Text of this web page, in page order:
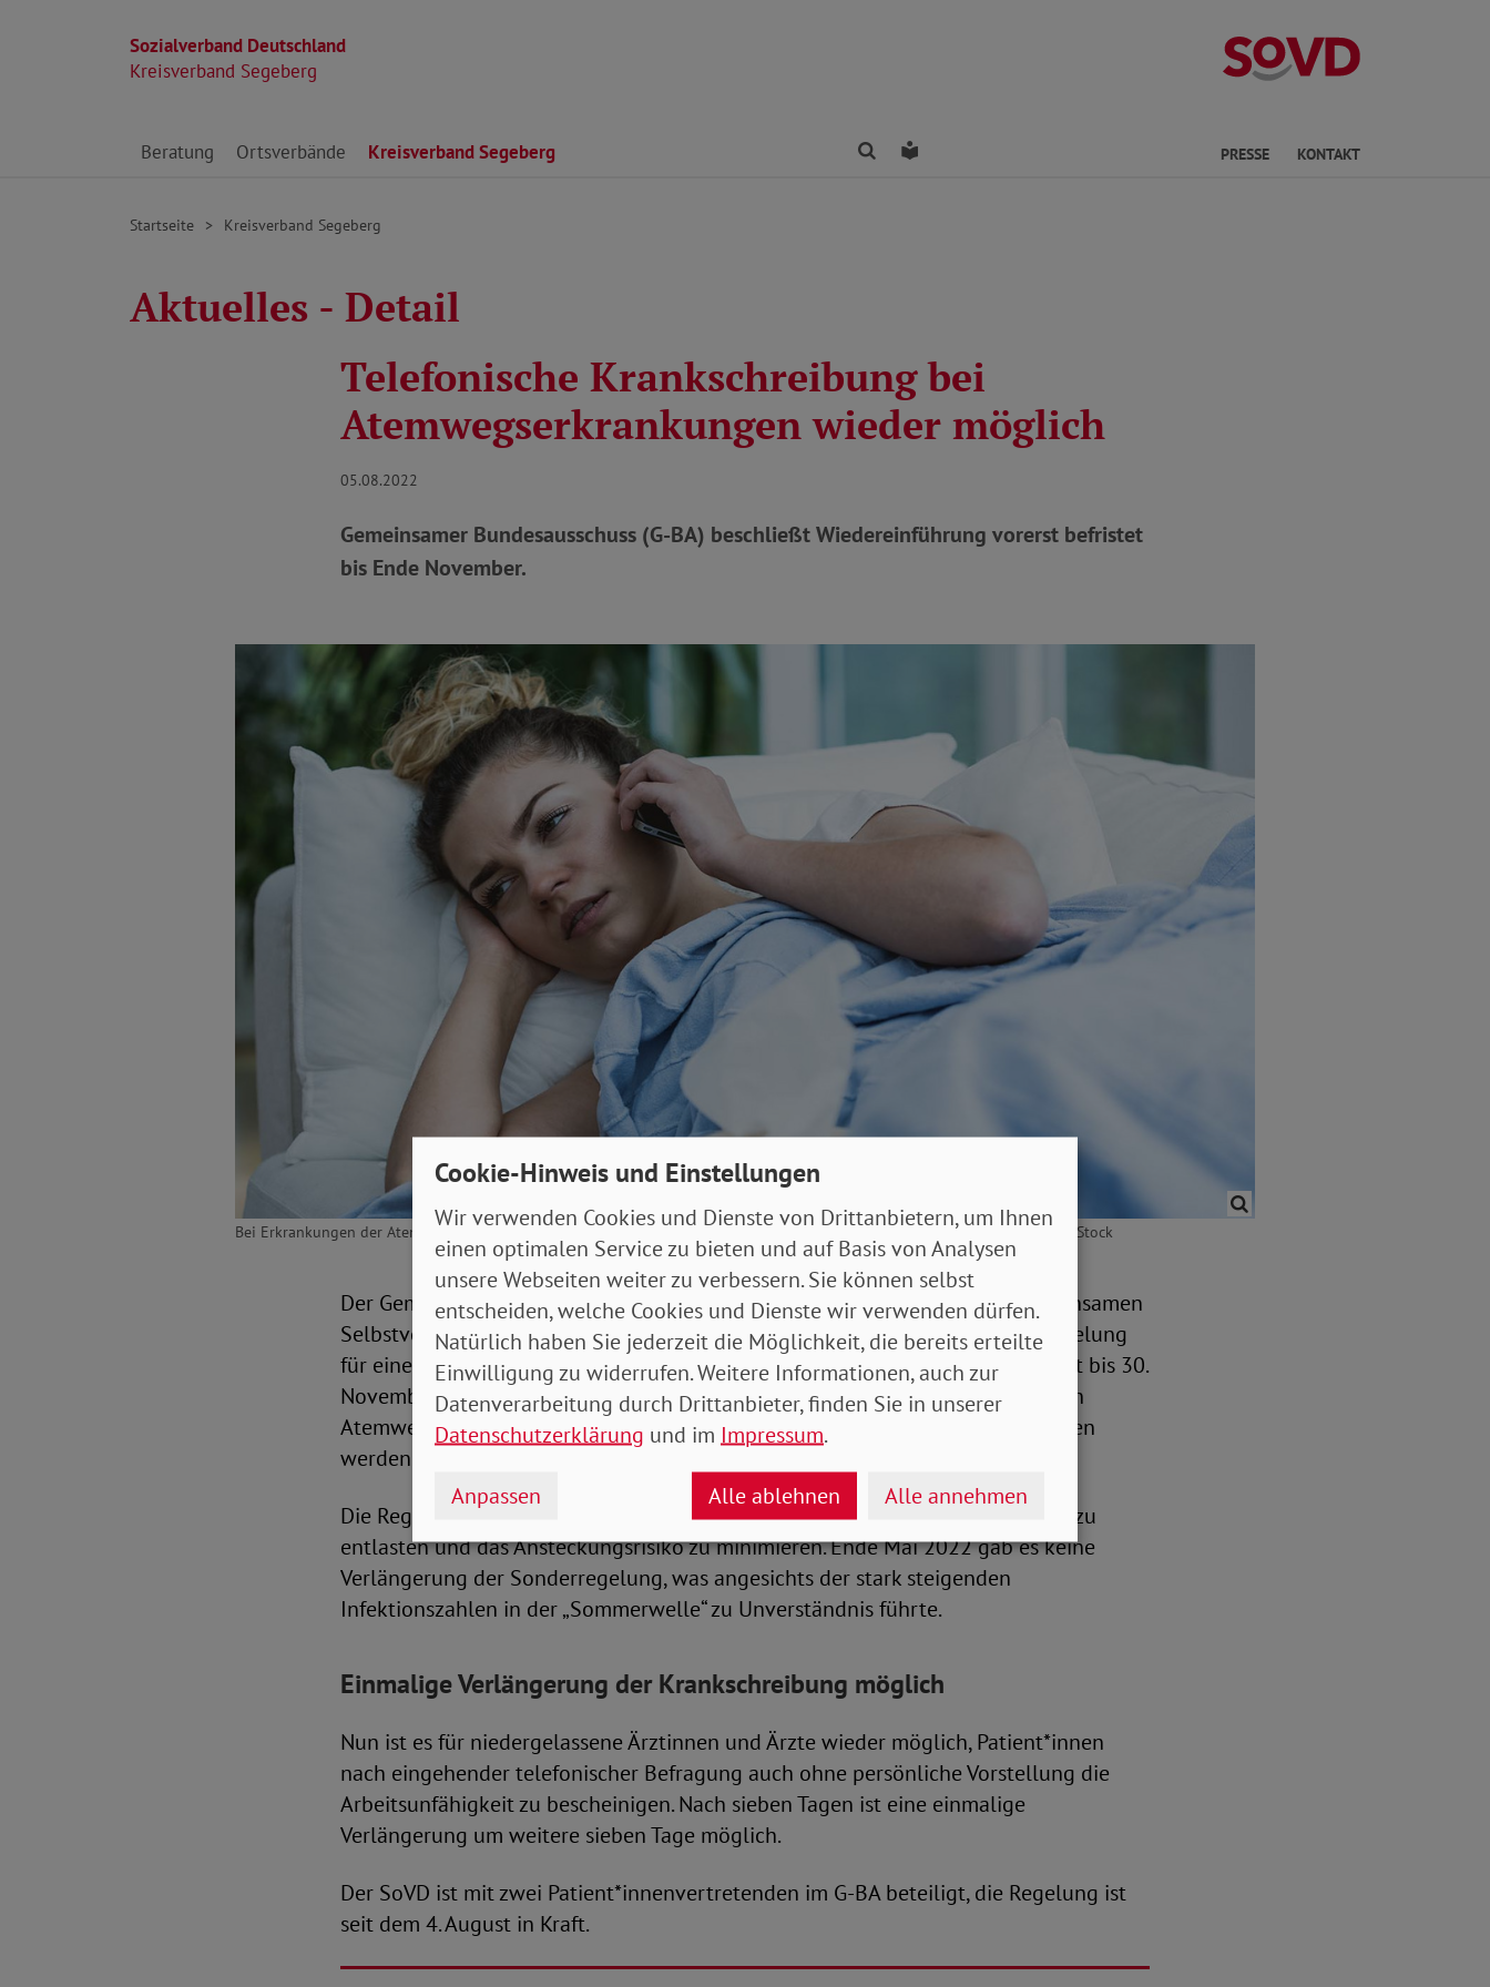
Sozialverband Deutschland
Kreisverband Segeberg
Kreisverband
Direkt zu den Inhalten springen
Beratung Ortsverbände Kreisverband Segeberg FindenLeichte Sprache PRESSE KONTAKT
Startseite Kreisverband Segeberg
Aktuelles - Detail
Telefonische Krankschreibung bei
Atemwegserkrankungen wieder möglich
05.08.2022
Gemeinsamer Bundesausschuss (G-BA) beschließt Wiedereinführung vorerst befristet
bis Ende November.
Bei Erkrankungen der Atemwege ist jetzt wieder die telefonische Krankschreibung möglich. Foto: photographee.eu / Adobe Stock
Der Gemeinsame Bundesausschuss, das höchste Beschlussgremium der gemeinsamen
Selbstverwaltung im deutschen Gesundheitswesen, hat die Corona-Sonderregelung
für eine telefonische Krankschreibung wieder aktiviert. Sie gilt vorerst befristet bis 30.
November 2022. Durch die Sonderregelung können Versicherte, die an leichten
Atemwegserkrankungen leiden, telefonisch bis zu sieben Tage krankgeschrieben
werden.
Die Regelung war ursprünglich schon 2020 eingeführt worden, um Artpraxen zu
entlasten und das Ansteckungsrisiko zu minimieren. Ende Mai 2022 gab es keine
Verlängerung der Sonderregelung, was angesichts der stark steigenden
Infektionszahlen in der „Sommerwelle“ zu Unverständnis führte.
Einmalige Verlängerung der Krankschreibung möglich
Nun ist es für niedergelassene Ärztinnen und Ärzte wieder möglich, Patient*innen
nach eingehender telefonischer Befragung auch ohne persönliche Vorstellung die
Arbeitsunfähigkeit zu bescheinigen. Nach sieben Tagen ist eine einmalige
Verlängerung um weitere sieben Tage möglich.
Der SoVD ist mit zwei Patient*innenvertretenden im G-BA beteiligt, die Regelung ist
seit dem 4. August in Kraft.
Cookie-Hinweis und Einstellungen
Wir verwenden Cookies und Dienste von Drittanbietern, um Ihnen
einen optimalen Service zu bieten und auf Basis von Analysen
unsere Webseiten weiter zu verbessern. Sie können selbst
entscheiden, welche Cookies und Dienste wir verwenden dürfen.
Natürlich haben Sie jederzeit die Möglichkeit, die bereits erteilte
Einwilligung zu widerrufen. Weitere Informationen, auch zur
Datenverarbeitung durch Drittanbieter, finden Sie in unserer
Datenschutzerklärung und im Impressum.
Anpassen Alle ablehnen Alle annehmen